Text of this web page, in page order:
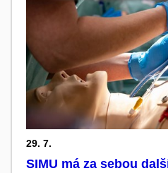
29. 7.
SIMU má za sebou